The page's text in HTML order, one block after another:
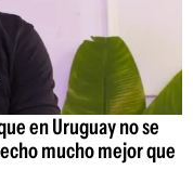
en Uruguay no se
mucho mejor que